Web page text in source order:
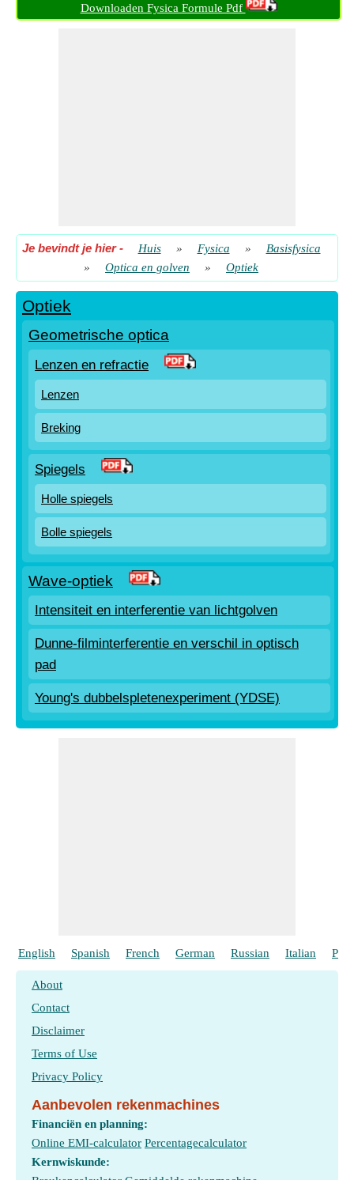
Downloaden Fysica Formule Pdf
Je bevindt je hier- Huis » Fysica »
Basisfysica
»
Optica en golven » Optiek
Optiek
Geometrische optica
Lenzen en refractie
Lenzen
Breking
Spiegels
Holle spiegels
Bolle spiegels
Wave-optiek
Intensiteit en interferentie van lichtgolven
Dunne-filminterferentie en verschil in optisch
pad
Young's dubbelspletenexperiment (YDSE)
English Spanish French German Russian Italian
About
Contact
Disclaimer
Terms of Use
Privacy Policy
Aanbevolen rekenmachines
Financiën en planning:
Online EMI-calculator Percentagecalculator
Kernwiskunde: